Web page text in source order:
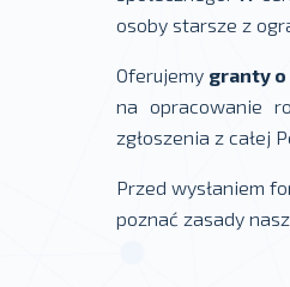
osoby starsze z
Oferujemy granty
na opracowanie
zgłoszenia z całej
Przed wysłaniem
poznać zasady